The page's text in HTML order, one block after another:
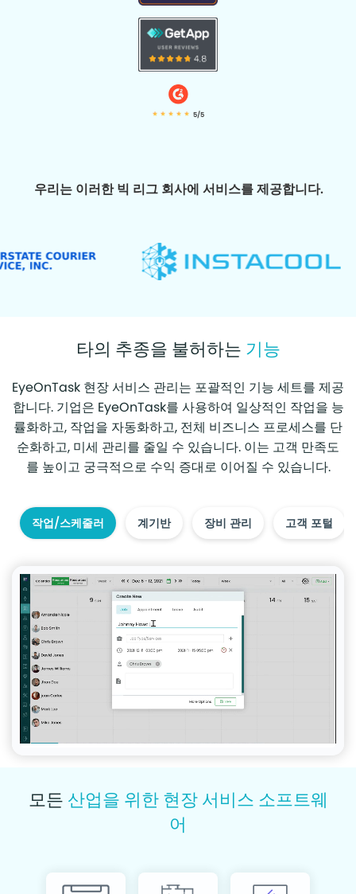
5/5
우리는 이러한 빅 리그 회사에 서비스를 제공합니다.
타의 추종을 불허하는 기능
EyeOnTask 현장 서비스 관리는 포괄적인 기능 세트를 제공
합니다. 기업은 EyeOnTask를 사용하여 일상적인 작업을 능
률화하고, 작업을 자동화하고, 전체 비즈니스 프로세스를 단
순화하고, 미세 관리를 줄일 수 있습니다. 이는 고객 만족도
를 높이고 궁극적으로 수익 증대로 이어질 수 있습니다.
작업/스케줄러 계기반 장비 관리 고객 포털
모든 산업을 위한 현장 서비스 소프트웨
어